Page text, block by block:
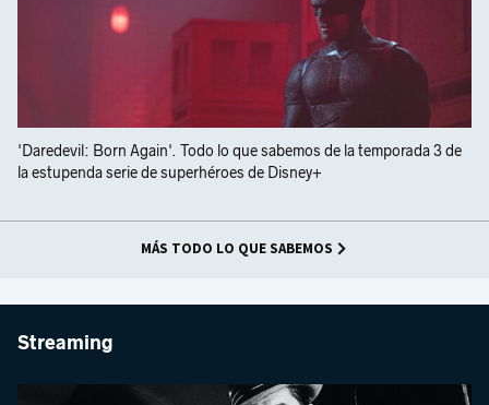
'Daredevil: Born Again'. Todo lo que sabemos de la temporada 3 de
la estupenda serie de superhéroes de Disney+
MÁS TODO LO QUE SABEMOS
Streaming